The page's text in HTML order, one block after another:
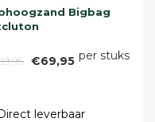
Bigbag
€69,95 per stuks
leverbaar